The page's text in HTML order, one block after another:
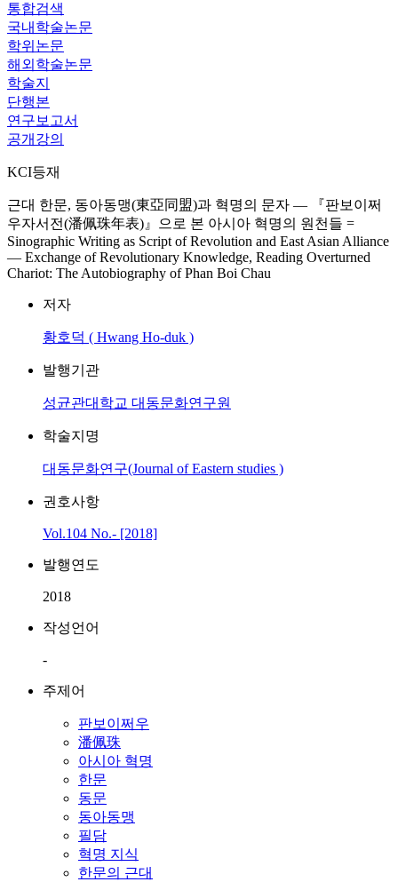
통합검색
국내학술논문
학위논문
해외학술논문
학술지
단행본
연구보고서
공개강의
KCI등재
근대 한문, 동아동맹(東亞同盟)과 혁명의 문자 ― 『판보이쩌
우자서전(潘佩珠年表)』으로 본 아시아 혁명의 원천들 =
Sinographic Writing as Script of Revolution and East Asian Alliance
― Exchange of Revolutionary Knowledge, Reading Overturned
Chariot: The Autobiography of Phan Boi Chau
저자
황호덕 ( Hwang Ho-duk )
발행기관
성균관대학교 대동문화연구원
학술지명
대동문화연구(Journal of Eastern studies )
권호사항
Vol.104 No.- [2018]
발행연도
2018
작성언어
-
주제어
판보이쩌우
潘佩珠
아시아 혁명
한문
동문
동아동맹
필담
혁명 지식
한문의 근대